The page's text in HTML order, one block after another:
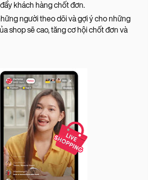
khách hàng chốt đơn.
người theo dõi và gợi ý cho những
shop sẽ cao, tăng cơ hội chốt đơn và